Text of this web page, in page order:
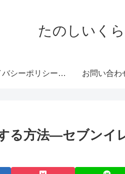
たのしいく
プライバシーポリシー・免責事項 お問い合わ
る方法―セブンイ